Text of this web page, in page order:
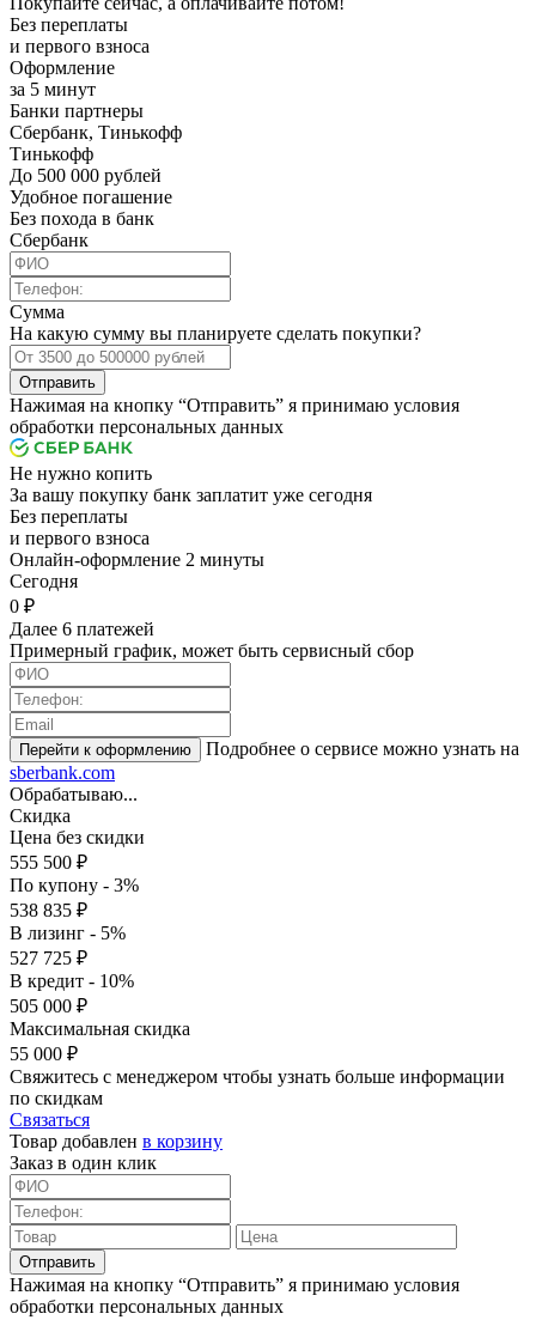
Без переплаты
и первого взноса
Оформление
за 5 минут
Банки партнеры
Сбербанк, Тинькофф
Тинькофф
До 500 000 рублей
Удобное погашение
Без похода в банк
Сбербанк
Сумма
На какую сумму вы планируете сделать покупки?
Отправить
Нажимая на кнопку “Отправить” я принимаю условия
обработки персональных данных
Не нужно копить
За вашу покупку банк заплатит уже сегодня
Без переплаты
и первого взноса
Онлайн-оформление 2 минуты
Cегодня
0 ₽
Далее 6 платежей
Примерный график, может быть сервисный сбор
Подробнее о сервисе можно узнать на
sberbank.com
Обрабатываю...
Скидка
Цена без скидки
555 500 ₽
По купону - 3%
538 835 ₽
В лизинг - 5%
527 725 ₽
В кредит - 10%
505 000 ₽
Максимальная скидка
55 000 ₽
Свяжитесь с менеджером чтобы узнать больше информации
по скидкам
Связаться
Товар добавлен в корзину
Заказ в один клик
Отправить
Нажимая на кнопку “Отправить” я принимаю условия
обработки персональных данных